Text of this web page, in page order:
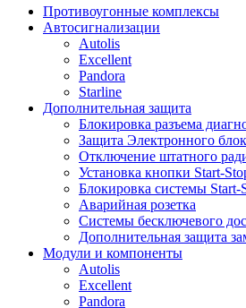
Противоугонные комплексы
Автосигнализации
Autolis
Excellent
Pandora
Starline
Дополнительная защита
Блокировка разъема
Защита Электронного
Отключение штатного
Установка кнопки Start-
Блокировка системы Start-
Аварийная розетка
Системы бесключевого
Дополнительная защита
Модули и компоненты
Autolis
Excellent
Pandora